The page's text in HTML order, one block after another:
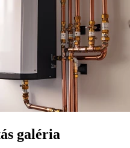
galéria